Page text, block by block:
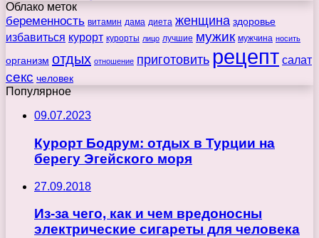
Облако меток
беременность витамин дама диета женщина здоровье
избавиться курорт курорты лицо лучшие мужик мужчина носить
организм отдых отношение приготовить рецепт салат
секс человек
Популярное
09.07.2023
Курорт Бодрум: отдых в Турции на
берегу Эгейского моря
27.09.2018
Из-за чего, как и чем вредоносны
электрические сигареты для человека